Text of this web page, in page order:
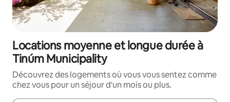
Locations moyenne et longue durée à
Tinúm Municipality
Découvrez des logements où vous vous sentez comme
chez vous pour un séjour d'un mois ou plus.